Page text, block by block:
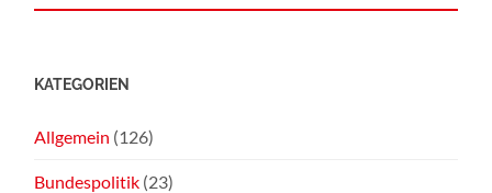
KATEGORIEN
Allgemein (126)
Bundespolitik (23)